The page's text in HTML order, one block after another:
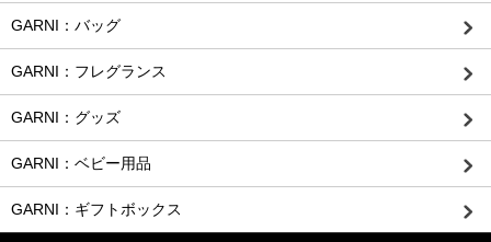
GARNI：バッグ
GARNI：フレグランス
GARNI：グッズ
GARNI：ベビー用品
GARNI：ギフトボックス